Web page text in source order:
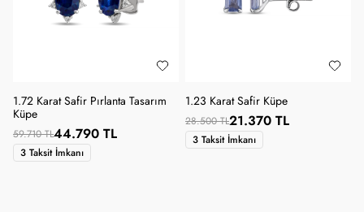
1.72 Karat Safir Pırlanta Tasarım
Küpe
59.710 TL44.790 TL
3 Taksit İmkanı
1.23 Karat Safir Küpe
28.500 TL21.370 TL
3 Taksit İmkanı